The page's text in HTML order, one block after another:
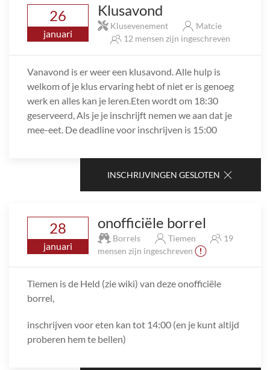
26
januari
Klusavond
Klusevenement
Matcie
12 mensen zijn ingeschreven
Vanavond is er weer een klusavond. Alle hulp is
welkom of je klus ervaring hebt of niet er is genoeg
werk en alles kan je leren.Eten wordt om 18:30
geserveerd, Als je je inschrijft nemen we aan dat je
mee-eet. De deadline voor inschrijven is 15:00
INSCHRIJVINGEN GESLOTEN
28
januari
onofficiële borrel
Borrels Tiemen
19
mensen zijn ingeschreven
Tiemen is de Held (zie wiki) van deze onofficiële
borrel,
inschrijven voor eten kan tot 14:00 (en je kunt altijd
proberen hem te bellen)